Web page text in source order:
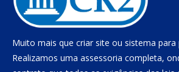
Muito mais que criar site ou sistema para
Realizamos uma assessoria completa,